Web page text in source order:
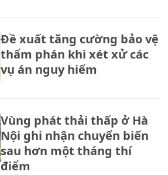
Đề xuất tăng cường bảo vệ
thẩm phán khi xét xử các
vụ án nguy hiểm
Vùng phát thải thấp ở Hà
Nội ghi nhận chuyển biến
sau hơn một tháng thí
điểm